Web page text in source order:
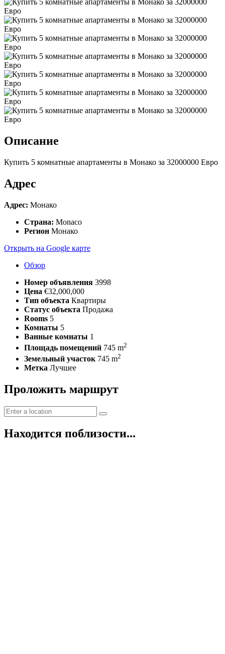
Описание
Купить 5 комнатные апартаменты в Монако за 32000000 Евро
Адрес
Адрес: Монако
Страна: Monaco
Регион Монако
Открыть на Google карте
Обзор
Номер объявления 3998
Цена €32,000,000
Тип объекта Квартиры
Статус объекта Продажа
Rooms 5
Комнаты 5
Ванные комнаты 1
Площадь помещений 745 m2
Земельный участок 745 m2
Метка Лучшее
Проложить маршрут
Находится поблизости...